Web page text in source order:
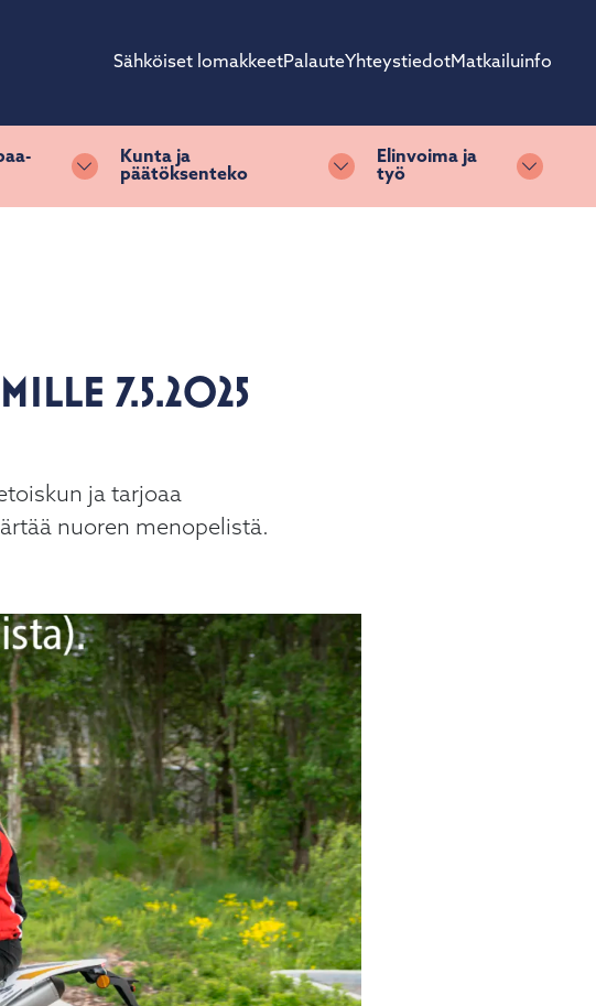
Sähköiset lomakkeetPalauteYhteystiedotMatkailuinfo
Vaihda alasvetovalikkoa
Kunta ja
päätöksenteko
Vaihda alasvetovalikkoa
Elinvoima ja
työ
Vaihda
7.5.2025
ja tarjoaa
nuoren menopelistä.